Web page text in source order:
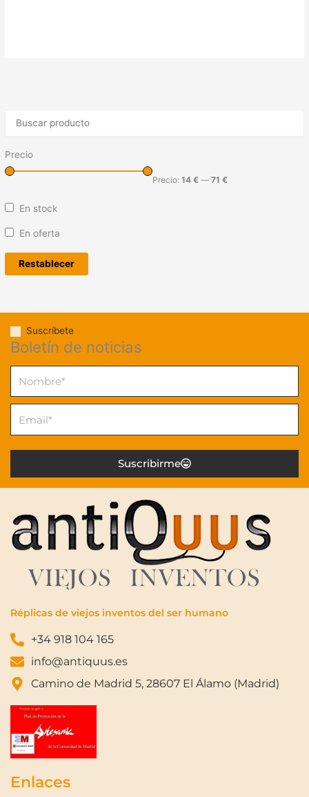
Precio
Precio:14 € —71 €
En stock
En oferta
Restablecer
Suscríbete
Boletín de noticias
Suscribirme
Réplicas de viejos inventos del ser humano
+34 918 104 165
info@antiquus.es
Camino de Madrid 5, 28607 El Álamo (Madrid)
Enlaces